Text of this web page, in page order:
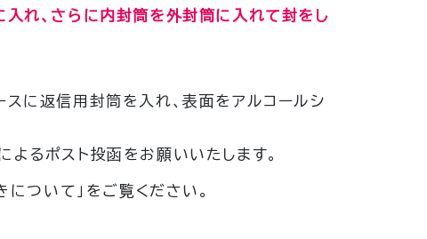
れ、さらに内封筒を外封筒に入れて封をし
に返信用封筒を入れ、表面をアルコールシ
るポスト投函をお願いいたします。
ついて」をご覧ください。